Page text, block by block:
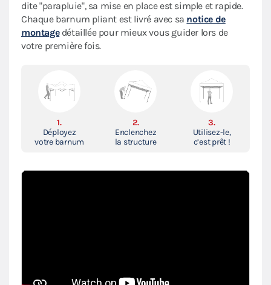
dite "parapluie", sa mise en place est simple et rapide.
Chaque barnum pliant est livré avec sa notice de
montagedétaillée pour mieux vous guider lors de
votre première fois.
1.
Déployez
votre barnum
2.
Enclenchez
la structure
3.
Utilisez-le,
c’est prêt !